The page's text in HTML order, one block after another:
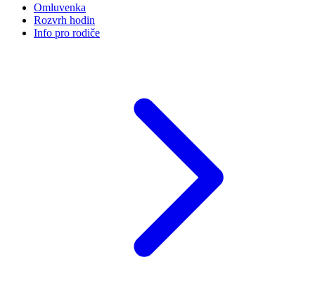
Omluvenka
Rozvrh hodin
Info pro rodiče